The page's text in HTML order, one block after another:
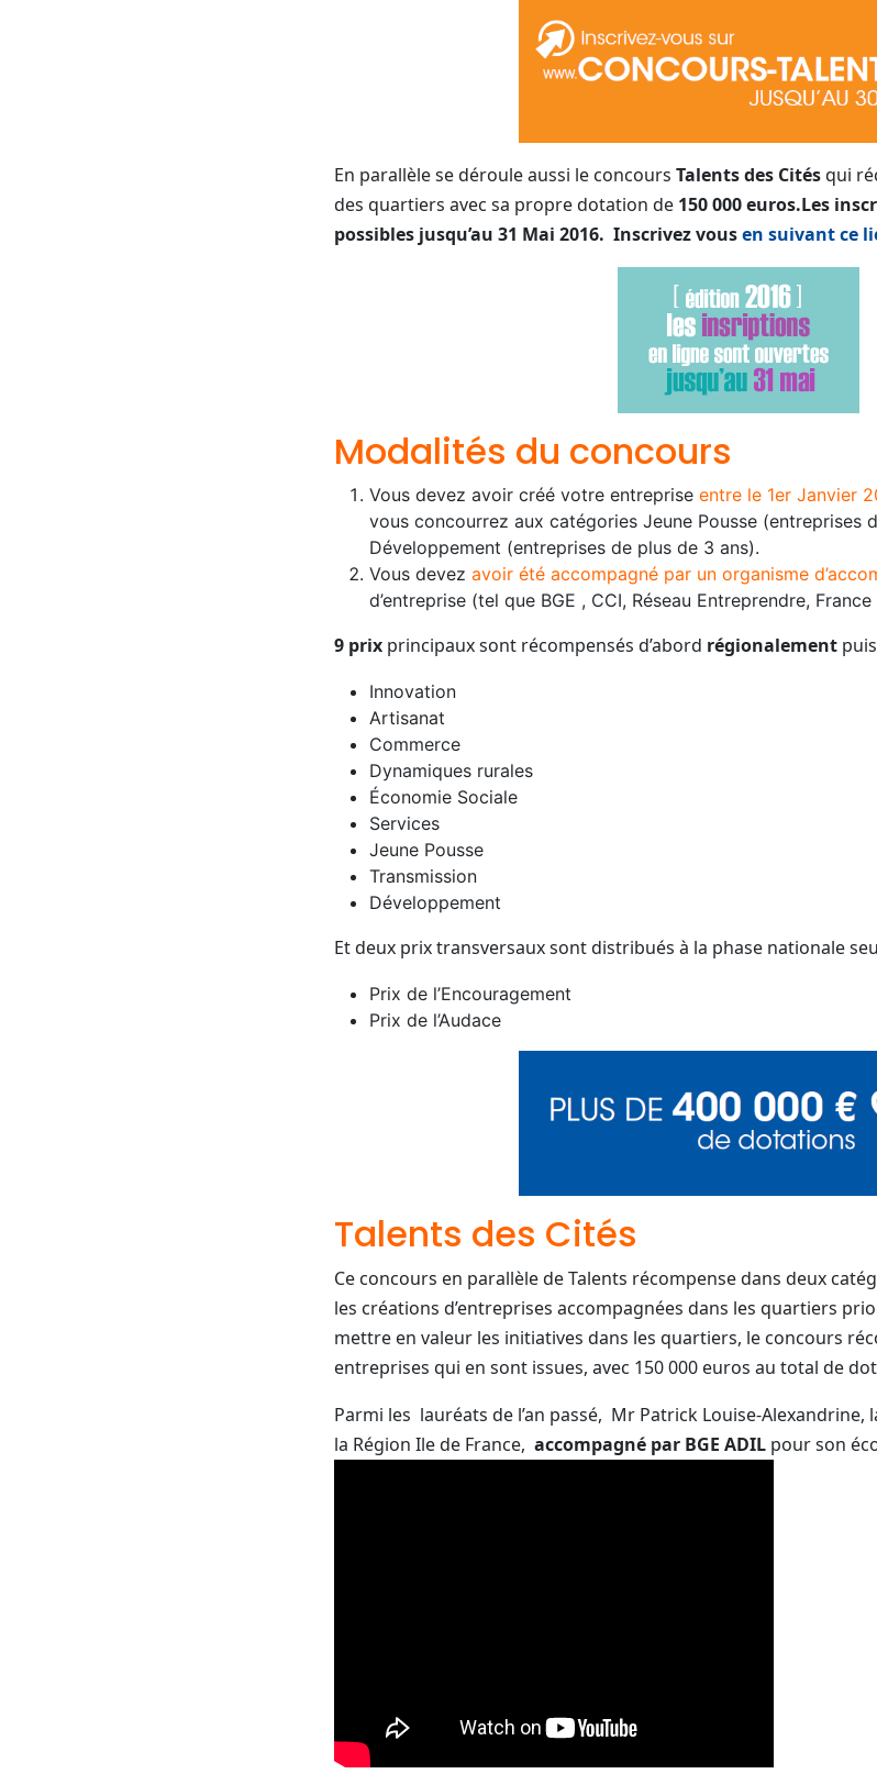
En parallèle se déroule aussi le concours Talents des Citésqui
des quartiers avec sa propre dotation de 150 000 euros.Les
possibles jusqu’au 31 Mai 2016. Inscrivez vousen suivant ce
Modalités du concours
Vous devez avoir créé votre entreprise entre le 1er Janvier
vous concourrez aux catégories Jeune Pousse (entreprises
Développement (entreprises de plus de 3 ans).
Vous devez avoir été accompagné par un organisme
d’entreprise (tel que BGE , CCI, Réseau Entreprendre,
9 prix principaux sont récompensés d’abord régionalement puis
Innovation
Artisanat
Commerce
Dynamiques rurales
Économie Sociale
Services
Jeune Pousse
Transmission
Développement
Et deux prix transversaux sont distribués à la phase nationale
Prix de l’Encouragement
Prix de l’Audace
Talents des Cités
Ce concours en parallèle de Talents récompense dans deux
les créations d’entreprises accompagnées dans les quartiers
mettre en valeur les initiatives dans les quartiers, le concours
entreprises qui en sont issues, avec 150 000 euros au total de
Parmi les lauréats de l’an passé, Mr Patrick Louise-Alexandrine,
la Région Ile de France, accompagné par BGE ADIL pour son